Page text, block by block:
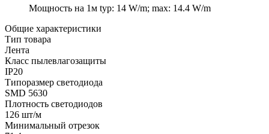
Мощность на 1м typ: 14 W/m; max: 14.4 W/m
Общие характеристики
Тип товара
Лента
Класс пылевлагозащиты
IP20
Типоразмер светодиода
SMD 5630
Плотность светодиодов
126 шт/м
Минимальный отрезок